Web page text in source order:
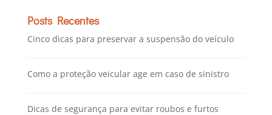
Posts Recentes
Cinco dicas para preservar a suspensão do veículo
Como a proteção veicular age em caso de sinistro
Dicas de segurança para evitar roubos e furtos